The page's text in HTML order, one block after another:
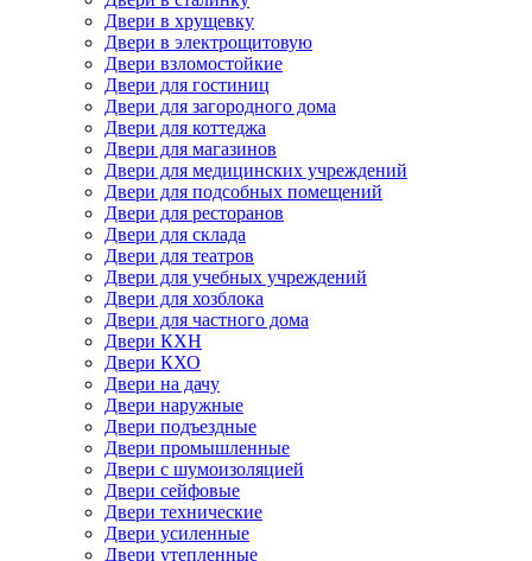
Двери в хрущевку
Двери в электрощитовую
Двери взломостойкие
Двери для гостиниц
Двери для загородного дома
Двери для коттеджа
Двери для магазинов
Двери для медицинских учреждений
Двери для подсобных помещений
Двери для ресторанов
Двери для склада
Двери для театров
Двери для учебных учреждений
Двери для хозблока
Двери для частного дома
Двери КХН
Двери КХО
Двери на дачу
Двери наружные
Двери подъездные
Двери промышленные
Двери с шумоизоляцией
Двери сейфовые
Двери технические
Двери усиленные
Двери утепленные